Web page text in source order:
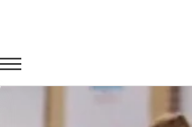
Чемпионат мира по дзюдо